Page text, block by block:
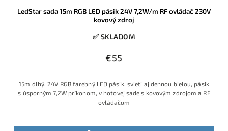
LedStar sada 15m RGB LED pásik 24V 7,2W/m RF ovládač 230V
kovový zdroj
✅ SKLADOM
€55
15m dlhý, 24V RGB farebný LED pásik, svieti aj dennou bielou, pásik
s úsporným 7,2W príkonom, v hotovej sade s kovovým zdrojom a RF
ovládačom